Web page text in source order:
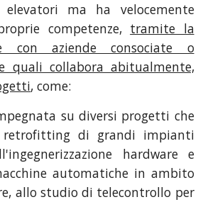
ma ha velocemente
competenze, tramite la
con aziende consociate o
quali collabora abitualmente,
, come:
su diversi progetti che
retrofitting di grandi impianti
hardware e
automatiche in ambito
allo studio di telecontrollo per